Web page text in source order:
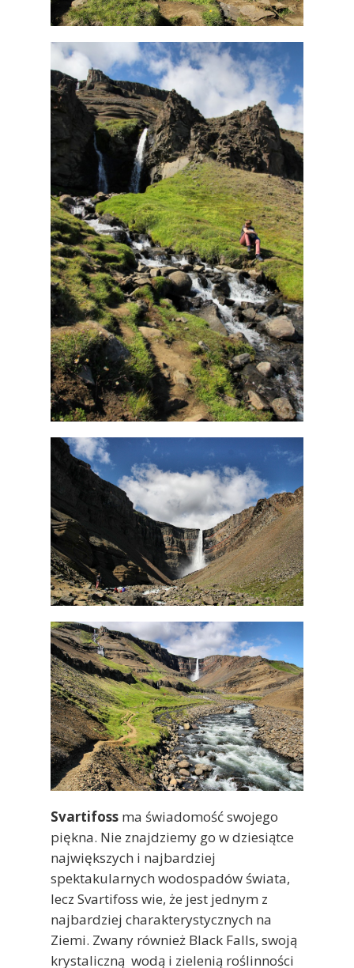
Svartifoss ma świadomość swojego
piękna. Nie znajdziemy go w dziesiątce
największych i najbardziej
spektakularnych wodospadów świata,
lecz Svartifoss wie, że jest jednym z
najbardziej charakterystycznych na
Ziemi. Zwany również Black Falls, swoją
krystaliczną wodą i zielenią roślinności